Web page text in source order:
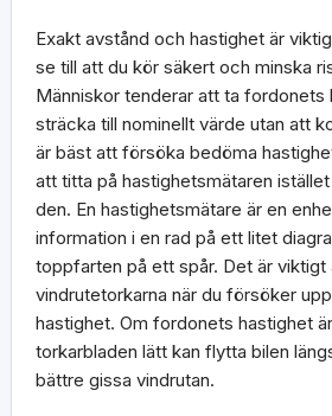
Exakt avstånd och hastighet är
se till att du kör säkert och minska
Människor tenderar att ta fordonets
sträcka till nominellt värde utan att
är bäst att försöka bedöma
att titta på hastighetsmätaren
den. En hastighetsmätare är en
information i en rad på ett litet
toppfarten på ett spår. Det är viktigt
vindrutetorkarna när du försöker
hastighet. Om fordonets hastighet
torkarbladen lätt kan flytta bilen
bättre gissa vindrutan.